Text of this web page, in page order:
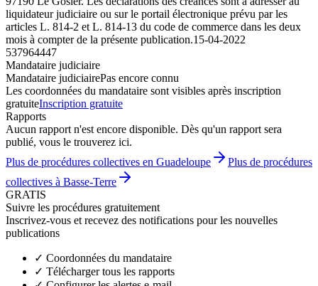
liquidateur judiciaire ou sur le portail électronique prévu par les
articles L. 814-2 et L. 814-13 du code de commerce dans les deux
mois à compter de la présente publication.15-04-2022
537964447
Mandataire judiciaire
Mandataire judiciairePas encore connu
Les coordonnées du mandataire sont visibles après inscription
gratuiteInscription gratuite
Rapports
Aucun rapport n'est encore disponible. Dès qu'un rapport sera
publié, vous le trouverez ici.
Plus de procédures collectives en Guadeloupe
Plus de procédures
collectives à Basse-Terre
GRATIS
Suivre les procédures gratuitement
Inscrivez-vous et recevez des notifications pour les nouvelles
publications
✓ Coordonnées du mandataire
✓ Télécharger tous les rapports